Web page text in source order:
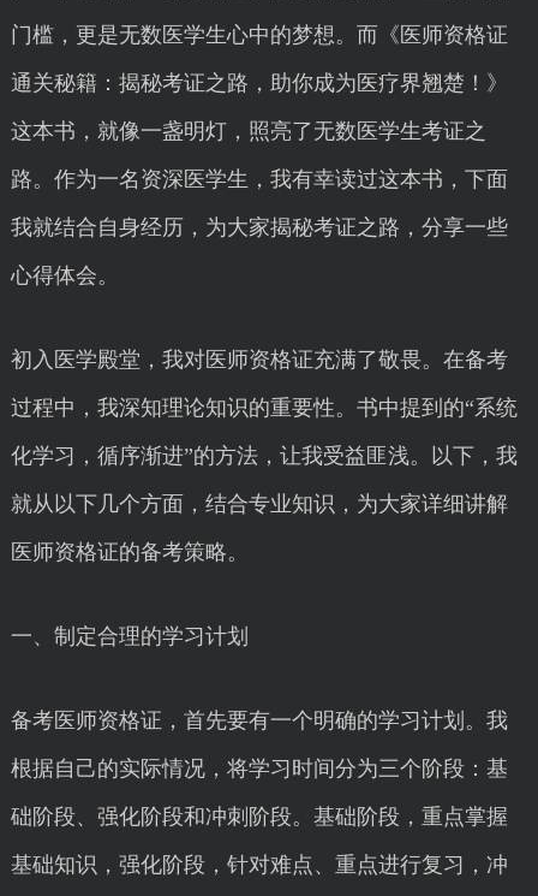
门槛，更是无数医学生心中的梦想。而《医师资格证
通关秘籍：揭秘考证之路，助你成为医疗界翘楚！》
这本书，就像一盏明灯，照亮了无数医学生考证之
路。作为一名资深医学生，我有幸读过这本书，下面
我就结合自身经历，为大家揭秘考证之路，分享一些
心得体会。
初入医学殿堂，我对医师资格证充满了敬畏。在备考
过程中，我深知理论知识的重要性。书中提到的“系统
化学习，循序渐进”的方法，让我受益匪浅。以下，我
就从以下几个方面，结合专业知识，为大家详细讲解
医师资格证的备考策略。
一、制定合理的学习计划
备考医师资格证，首先要有一个明确的学习计划。我
根据自己的实际情况，将学习时间分为三个阶段：基
础阶段、强化阶段和冲刺阶段。基础阶段，重点掌握
基础知识，强化阶段，针对难点、重点进行复习，冲